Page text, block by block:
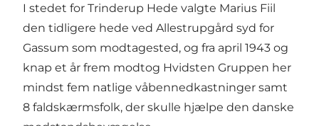
I stedet for Trinderup Hede valgte Marius Fiil
den tidligere hede ved Allestrupgård syd for
Gassum som modtagested, og fra april 1943 og
knap et år frem modtog Hvidsten Gruppen her
mindst fem natlige våbennedkastninger samt
8 faldskærmsfolk, der skulle hjælpe den danske